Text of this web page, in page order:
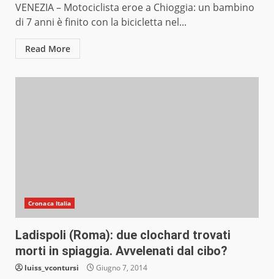
VENEZIA – Motociclista eroe a Chioggia: un bambino
di 7 anni è finito con la bicicletta nel...
Read More
Cronaca Italia
Ladispoli (Roma): due clochard trovati
morti in spiaggia. Avvelenati dal cibo?
luiss_vcontursi Giugno 7, 2014